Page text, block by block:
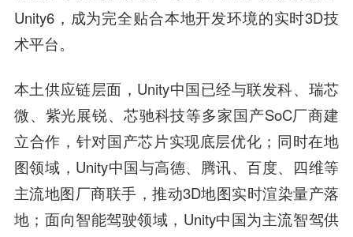
Unity6，成为完全贴合本地开发环境的实时3D技
术平台。
本土供应链层面，Unity中国已经与联发科、瑞芯
微、紫光展锐、芯驰科技等多家国产SoC厂商建
立合作，针对国产芯片实现底层优化；同时在地
图领域，Unity中国与高德、腾讯、百度、四维等
主流地图厂商联手，推动3D地图实时渲染量产落
地；面向智能驾驶领域，Unity中国为主流智驾供